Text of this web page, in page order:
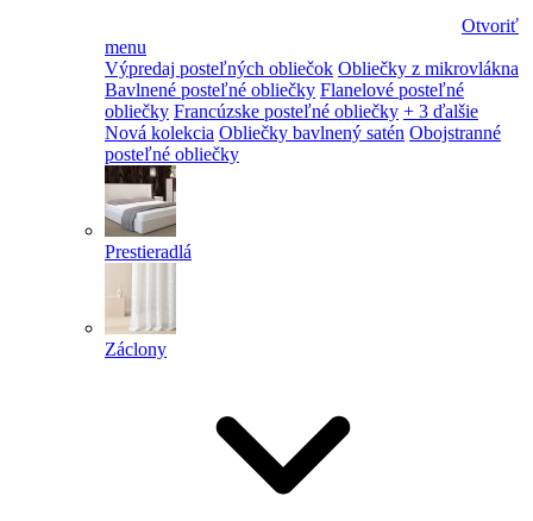
Otvoriť
menu
Výpredaj posteľných obliečok Obliečky z mikrovlákna
Bavlnené posteľné obliečky Flanelové posteľné
obliečky Francúzske posteľné obliečky + 3 ďalšie
Nová kolekcia Obliečky bavlnený satén Obojstranné
posteľné obliečky
Prestieradlá
Záclony